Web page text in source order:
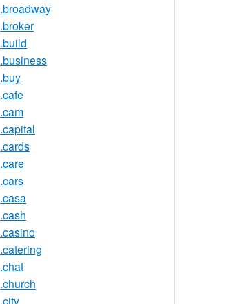
.broadway
.broker
.build
.business
.buy
.cafe
.cam
.capital
.cards
.care
.cars
.casa
.cash
.casino
.catering
.chat
.church